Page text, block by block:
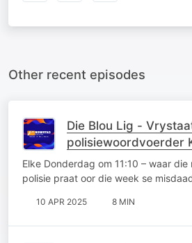
Other recent episodes
Die Blou Lig -
polisiewoordvoerder
Earl
Elke Donderdag om 11:10 – waar
polisie praat oor die week se
10 APR 2025 8 MIN